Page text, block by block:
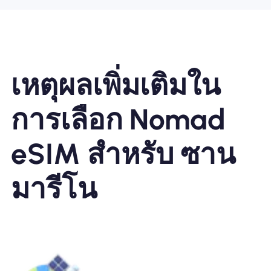
เหตุผลเพิ่มเติมใน
การเลือก Nomad
eSIM สำหรับ ซาน
มารีโน